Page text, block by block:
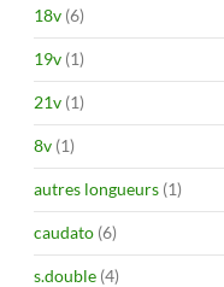
18v (6)
19v (1)
21v (1)
8v (1)
autres longueurs (1)
caudato (6)
s.double (4)